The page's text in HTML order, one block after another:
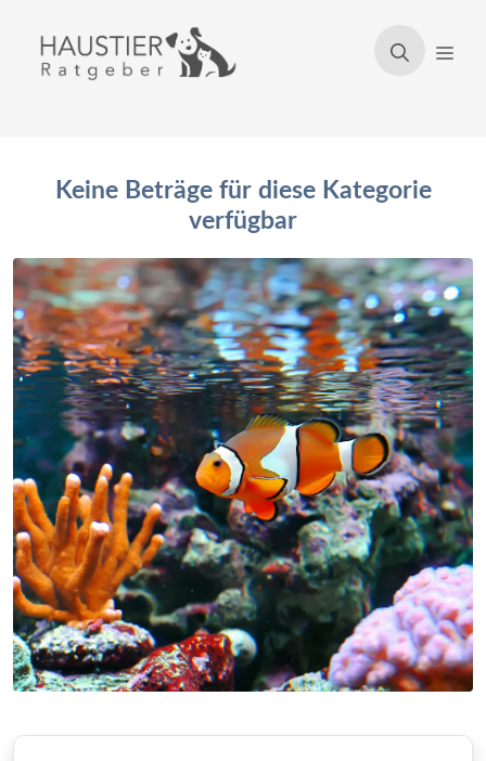
Inhalt
springen
Keine Beträge für diese Kategorie
verfügbar